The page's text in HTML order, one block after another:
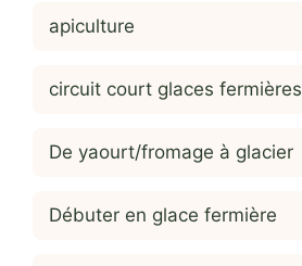
apiculture
circuit court glaces fermières
De yaourt/fromage à glacier
Débuter en glace fermière